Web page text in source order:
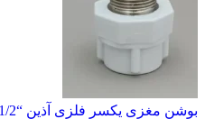
بوشن مغزی یکسر فلزی آذین “1.1/2 * 50